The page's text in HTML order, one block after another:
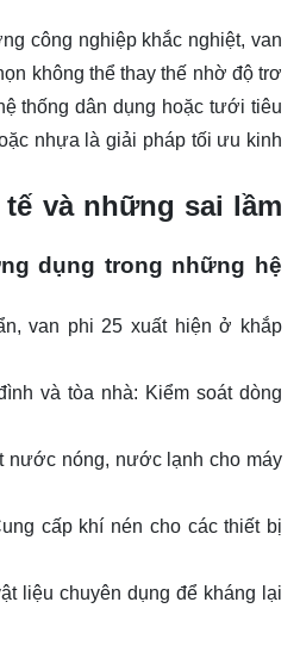
công nghiệp khắc nghiệt, van
không thể thay thế nhờ độ trơ
thống dân dụng hoặc tưới tiêu
nhựa là giải pháp tối ưu kinh
và những sai lầm
dụng trong những hệ
van phi 25 xuất hiện ở khắp
và tòa nhà: Kiểm soát dòng
nước nóng, nước lạnh cho máy
cấp khí nén cho các thiết bị
liệu chuyên dụng để kháng lại